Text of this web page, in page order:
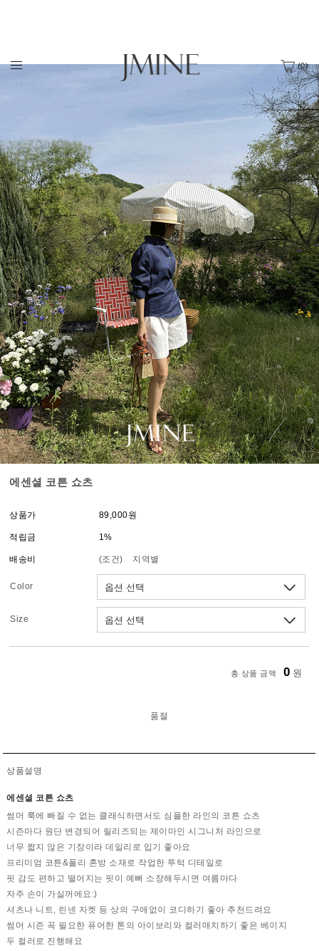
(0)
에센셜 코튼 쇼츠
상품가 89,000원
적립금 1%
배송비 (조건) 지역별
Color
Size
총 상품 금액 0 원
품절
상품설명
에센셜 코튼 쇼츠
썸머 룩에 빠질 수 없는 클래식하면서도 심플한 라인의 코튼 쇼츠
시즌마다 원단 변경되어 릴리즈되는 제이마인 시그니처 라인으로
너무 짧지 않은 기장이라 데일리로 입기 좋아요
프리미엄 코튼&폴리 혼방 소재로 작업한 투턱 디테일로
핏 감도 편하고 떨어지는 핏이 예뻐 소장해두시면 여름마다
자주 손이 가실꺼에요:)
셔츠나 니트, 린넨 자켓 등 상의 구애없이 코디하기 좋아 추천드려요
썸머 시즌 꼭 필요한 퓨어한 톤의 아이보리와 컬러매치하기 좋은 베이지
두 컬러로 진행해요